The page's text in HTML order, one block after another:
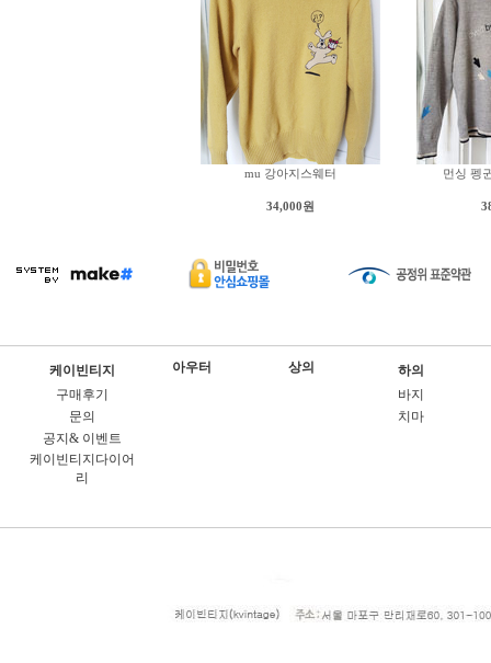
mu 강아지스웨터
34,000원
먼싱 펭
케이빈티지
구매후기
문의
공지& 이벤트
케이빈티지다이어
리
아우터 상의
하의
바지
치마